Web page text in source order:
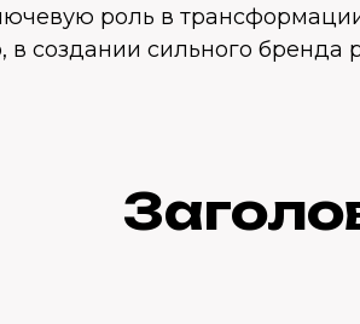
роль в
в создании сильного бренда